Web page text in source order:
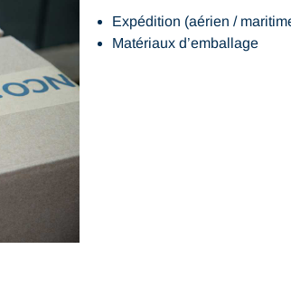
Expédition (aérien /
Matériaux d’emballage